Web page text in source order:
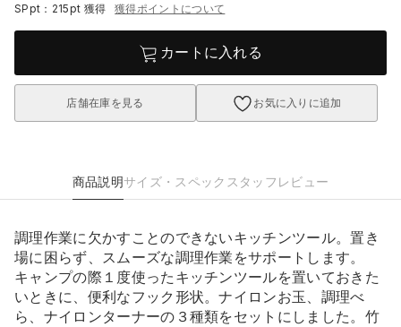
SPpt：215pt 獲得 獲得ポイントについて
カートに入れる
店舗在庫を見る お気に入りに追加
商品説明サイズ・スペック スタッフレビュー
調理作業に欠かすことのできないキッチンツール。置き
場に困らず、スムーズな調理作業をサポートします。
キャンプの際１度使ったキッチンツールを置いておきた
いときに、便利なフック形状。ナイロンお玉、調理べ
ら、ナイロンターナーの３種類をセットにしました。竹